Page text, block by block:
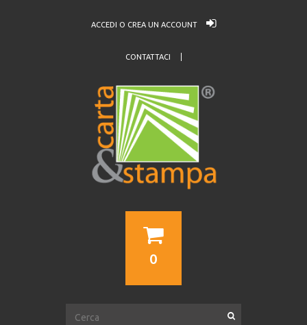
ACCEDI O CREA UN ACCOUNT
CONTATTACI
0